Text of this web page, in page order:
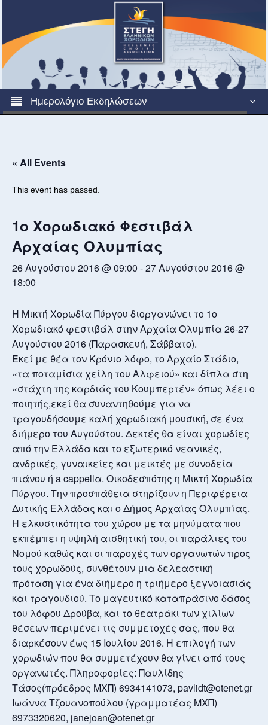
Ημερολόγιο Εκδηλώσεων
« All Events
This event has passed.
1o Χορωδιακό Φεστιβάλ
Αρχαίας Ολυμπίας
26 Αυγούστου 2016 @ 09:00 -27 Αυγούστου 2016 @
18:00
Η Μικτή Χορωδία Πύργου διοργανώνει το 1ο
Χορωδιακό φεστιβάλ στην Αρχαία Ολυμπία 26-27
Αυγούστου 2016 (Παρασκευή, Σάββατο).
Εκεί με θέα τον Κρόνιο λόφο, το Αρχαίο Στάδιο,
«τα ποταμίσια χείλη του Αλφειού» και δίπλα στη
«στάχτη της καρδιάς του Κουμπερτέν» όπως λέει ο
ποιητής,εκεί θα συναντηθούμε για να
τραγουδήσουμε καλή χορωδιακή μουσική, σε ένα
διήμερο του Αυγούστου. Δεκτές θα είναι χορωδίες
από την Ελλάδα και το εξωτερικό νεανικές,
ανδρικές, γυναικείες και μεικτές με συνοδεία
πιάνου ή a cappellα. Οικοδεσπότης η Μικτή Χορωδία
Πύργου. Την προσπάθεια στηρίζουν η Περιφέρεια
Δυτικής Ελλάδας και ο Δήμος Αρχαίας Ολυμπίας.
Η ελκυστικότητα του χώρου με τα μηνύματα που
εκπέμπει η υψηλή αισθητική του, οι παράλιες του
Νομού καθώς και οι παροχές των οργανωτών προς
τους χορωδούς, συνθέτουν μια δελεαστική
πρόταση για ένα διήμερο η τριήμερο ξεγνοιασιάς
και τραγουδιού. Το μαγευτικό καταπράσινο δάσος
του λόφου Δρούβα, και το θεατράκι των χιλίων
θέσεων περιμένει τις συμμετοχές σας, που θα
διαρκέσουν έως 15 Ιουλίου 2016. Η επιλογή των
χορωδιών που θα συμμετέχουν θα γίνει από τους
οργανωτές. Πληροφορίες: Παυλίδης
Τάσος(πρόεδρος ΜΧΠ) 6934141073, pavlidt@otenet.gr
Ιωάννα Τζουανοπούλου (γραμματέας ΜΧΠ)
6973320620, janejoan@otenet.gr